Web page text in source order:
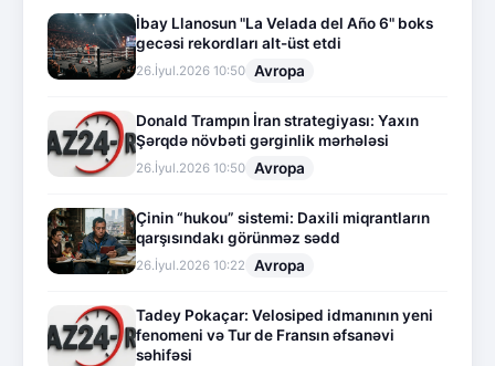
İbay Llanosun "La Velada del Año 6" boks
gecəsi rekordları alt-üst etdi
26.İyul.2026 10:50 Avropa
Donald Trampın İran strategiyası: Yaxın
Şərqdə növbəti gərginlik mərhələsi
26.İyul.2026 10:50 Avropa
Çinin “hukou” sistemi: Daxili miqrantların
qarşısındakı görünməz sədd
26.İyul.2026 10:22 Avropa
Tadey Pokaçar: Velosiped idmanının yeni
fenomeni və Tur de Fransın əfsanəvi
səhifəsi